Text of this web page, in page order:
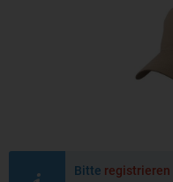
Bitte registrieren